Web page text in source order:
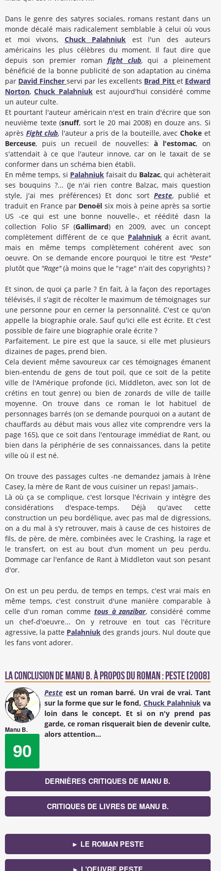
Dans le genre des satyres sociales, romans restant dans un
monde décalé mais radicalement semblable à celui où vous
et moi vivons, Chuck Palahniuk est l'un des auteurs
américains les plus célèbres du moment. Il faut dire que
depuis son premier romanfight club, qui a pleinement
bénéficié de la bonne publicité de son adaptation au cinéma
par David Fincherservi par les excellents Brad Pitt et Edward
Norton,Chuck Palahniukest aujourd'hui considéré comme
un auteur culte.
Et pourtant l'auteur américain n'est en train d'écrire que son
neuvième texte (snuff, sort le 20 mai 2008) en douze ans. Si
après Fight club, l'auteur a pris de la bouteille, avec Chokeet
Berceuse, puis un recueil de nouvelles: à l'estomac, on
s'attendait à ce que l'auteur innove, car on le taxait de se
conformer dans un schéma bien établi.
En même temps, si Palahniukfaisait du Balzac, qui achèterait
ses bouquins ?... (Je n'ai rien contre Balzac, mais question
style, j'ai mes préférences) Et donc sortPeste, publié et
traduit en France par Denoël six mois à peine après sa sortie
US -ce qui est une bonne nouvelle-, et réédité dasn la
collection Folio SF (Gallimard) en 2009, avec un concept
complètement différent de ce que Palahniuka écrit avant,
mais en même temps complètement cohérent avec son
oeuvre. On se demande encore pourquoi le titre est "Peste"
plutôt que "Rage"(à moins que le "rage" n'ait des copyrights) ?
Et sinon, de quoi ça parle ? En fait, à la façon des reportages
télévisés, il s'agit de récolter le maximum de témoignages sur
une personne pour en cerner la personnalité. C'est ce qu'on
appelle la biographie orale. Sauf qu'ici elle est écrite. Et c'est
possible de faire une biographie orale écrite ?
Parfaitement. Le pire est que la sauce, si elle met plusieurs
dizaines de pages, prend bien.
Cela devient même savoureux car ces témoignages émanent
bien-entendu de gens de tout poil, que ce soit de la petite
ville de l'Amérique profonde (ici, Middleton, avec son lot de
crétins en tout genre) ou bien de zonards de ville de taille
moyenne. On trouve dans ce roman le lot habituel de
personnages barrés (on se demande pourquoi on a autant de
chauffards au début mais vous allez vite comprendre vers la
page 165), que ce soit dans l'entourage immédiat de Rant, ou
bien dans la périphérie de ses connaissances, dans la petite
ville où il est né.
On trouve des passages cultes -ne demandez jamais à Irène
Casey, la mère de Rant de vous cuisiner un repas! Jamais-.
Là où ça se complique, c'est lorsque l'écrivain y intègre des
considérations d'espace-temps. Déjà qu'avec cette
construction un peu bordélique, avec pas mal de digressions,
on a du mal à s'y retrouver, mais à cause de ces histoires de
fils, de père, de mère, combinées avec le Crashing, la rage et
le transfert, on est au bout d'un moment un peu perdu.
Dommage car l'enfance de Rant à Middleton vaut son pesant
d'or.
On est un peu perdu, de temps en temps, c'est vrai mais en
même temps, c'est construit d'une manière comparable à
celle d'un roman comme tous à zanzibar, considéré comme
un chef-d'oeuvre... On y retrouve en tout cas l'écriture
agressive, la patte Palahniuk des grands jours. Nul doute que
les fans vont adorer.
La conclusion de Manu B.à propos du Roman : Peste [2008]
Manu B.
90
Peste est un roman barré. Un vrai de vrai. Tant
sur la forme que sur le fond, Chuck Palahniukva
loin dans le concept. Et si on n'y prend pas
garde, ce roman risquerait bien de devenir culte,
alors attention...
DERNIÈRES CRITIQUES DE MANU B.
CRITIQUES DE LIVRES DE MANU B.
► LE ROMAN PESTE
► L'OEUVRE PESTE